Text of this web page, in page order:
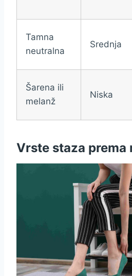
Tamna
neutralna
Srednja
Šarena ili
melanž
Niska
Vrste staza prema